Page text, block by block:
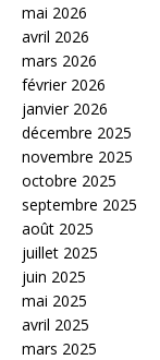
mai 2026
avril 2026
mars 2026
février 2026
janvier 2026
décembre 2025
novembre 2025
octobre 2025
septembre 2025
août 2025
juillet 2025
juin 2025
mai 2025
avril 2025
mars 2025